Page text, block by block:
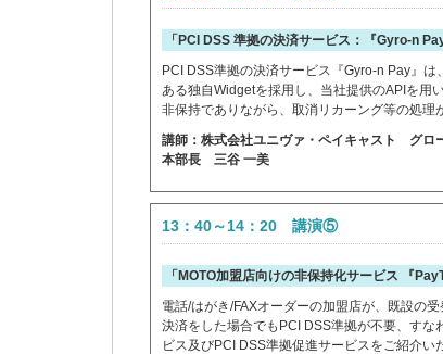
「PCI DSS 準拠の決済サービス：『Gyro-n
PCI DSS準拠の決済サービス『Gyro-n Pay』
ある独自Widgetを採用し、当社提供のAPIを用
非保持でありながら、取消リカーング等の処理
講師：株式会社ユニヴァ・ペイキャスト グロ
本部長 三谷 一美
13：40～14：20 講演⑤
「MOTO加盟店向けの非保持化サービス 『
電話/はがき/FAXオーダーの加盟店が、既設の
決済をした場合でもPCI DSS準拠が不要、すな
ビス及びPCI DSS準拠促進サービスをご紹介い